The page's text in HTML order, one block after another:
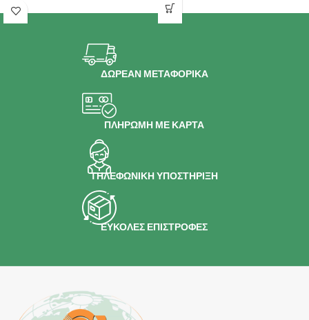
ΔΩΡΕΑΝ ΜΕΤΑΦΟΡΙΚΑ
ΠΛΗΡΩΜΗ ΜΕ ΚΑΡΤΑ
ΤΗΛΕΦΩΝΙΚΗ ΥΠΟΣΤΗΡΙΞΗ
ΕΥΚΟΛΕΣ ΕΠΙΣΤΡΟΦΕΣ